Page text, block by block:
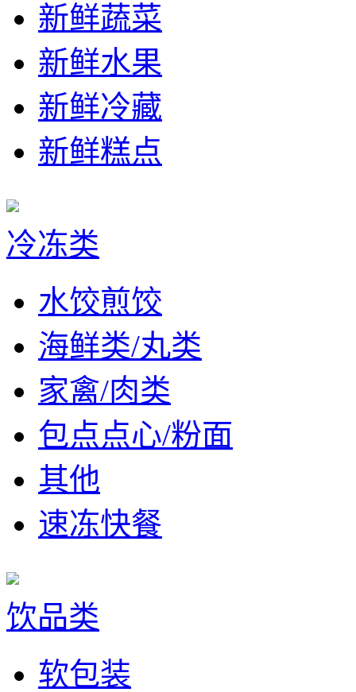
新鲜蔬菜
新鲜水果
新鲜冷藏
新鲜糕点
冷冻类
水饺煎饺
海鲜类/丸类
家禽/肉类
包点点心/粉面
其他
速冻快餐
饮品类
软包装